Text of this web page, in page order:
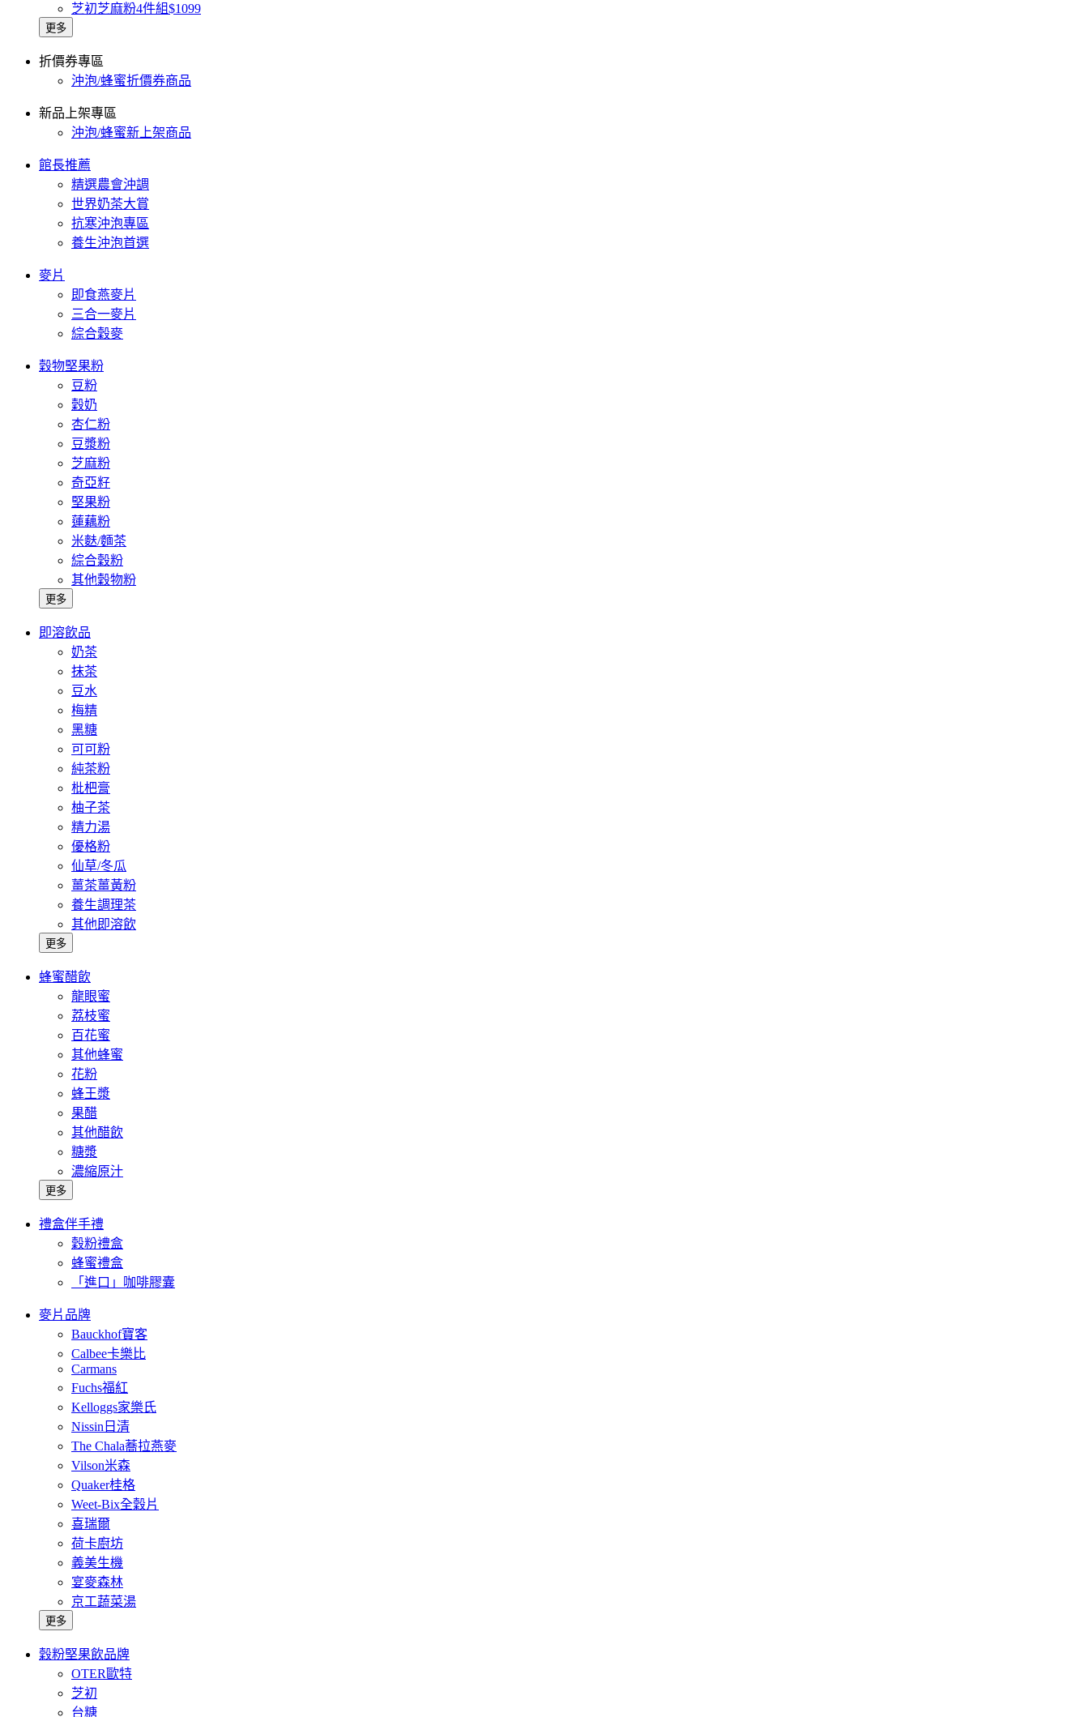
芝初芝麻粉4件組$1099
更多
折價券專區
沖泡/蜂蜜折價券商品
新品上架專區
沖泡/蜂蜜新上架商品
館長推薦
精選農會沖調
世界奶茶大賞
抗寒沖泡專區
養生沖泡首選
麥片
即食燕麥片
三合一麥片
綜合穀麥
穀物堅果粉
豆粉
穀奶
杏仁粉
豆漿粉
芝麻粉
奇亞籽
堅果粉
蓮藕粉
米麩/麵茶
綜合穀粉
其他穀物粉
更多
即溶飲品
奶茶
抹茶
豆水
梅精
黑糖
可可粉
純茶粉
枇杷膏
柚子茶
精力湯
優格粉
仙草/冬瓜
薑茶薑黃粉
養生調理茶
其他即溶飲
更多
蜂蜜醋飲
龍眼蜜
荔枝蜜
百花蜜
其他蜂蜜
花粉
蜂王漿
果醋
其他醋飲
糖漿
濃縮原汁
更多
禮盒伴手禮
穀粉禮盒
蜂蜜禮盒
「進口」咖啡膠囊
麥片品牌
Bauckhof寶客
Calbee卡樂比
Carmans
Fuchs福紅
Kelloggs家樂氏
Nissin日清
The Chala蕎拉燕麥
Vilson米森
Quaker桂格
Weet-Bix全穀片
喜瑞爾
荷卡廚坊
義美生機
宴麥森林
京工蔬菜湯
更多
穀粉堅果飲品牌
OTER歐特
芝初
台糖